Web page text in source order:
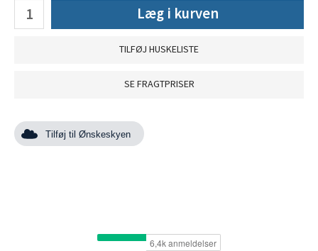
Læg i kurven
TILFØJ HUSKELISTE
SE FRAGTPRISER
Tilføj til Ønskeskyen